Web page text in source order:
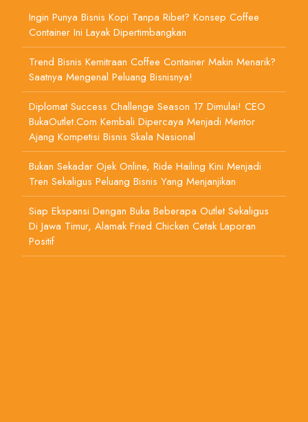
Ingin Punya Bisnis Kopi Tanpa Ribet? Konsep Coffee
Container Ini Layak Dipertimbangkan
Trend Bisnis Kemitraan Coffee Container Makin Menarik?
Saatnya Mengenal Peluang Bisnisnya!
Diplomat Success Challenge Season 17 Dimulai! CEO
BukaOutlet.com Kembali Dipercaya Menjadi Mentor
Ajang Kompetisi Bisnis Skala Nasional
Bukan Sekadar Ojek Online, Ride Hailing Kini Menjadi
Tren Sekaligus Peluang Bisnis Yang Menjanjikan
Siap Ekspansi Dengan Buka Beberapa Outlet Sekaligus
Di Jawa Timur, Alamak Fried Chicken Cetak Laporan
Positif